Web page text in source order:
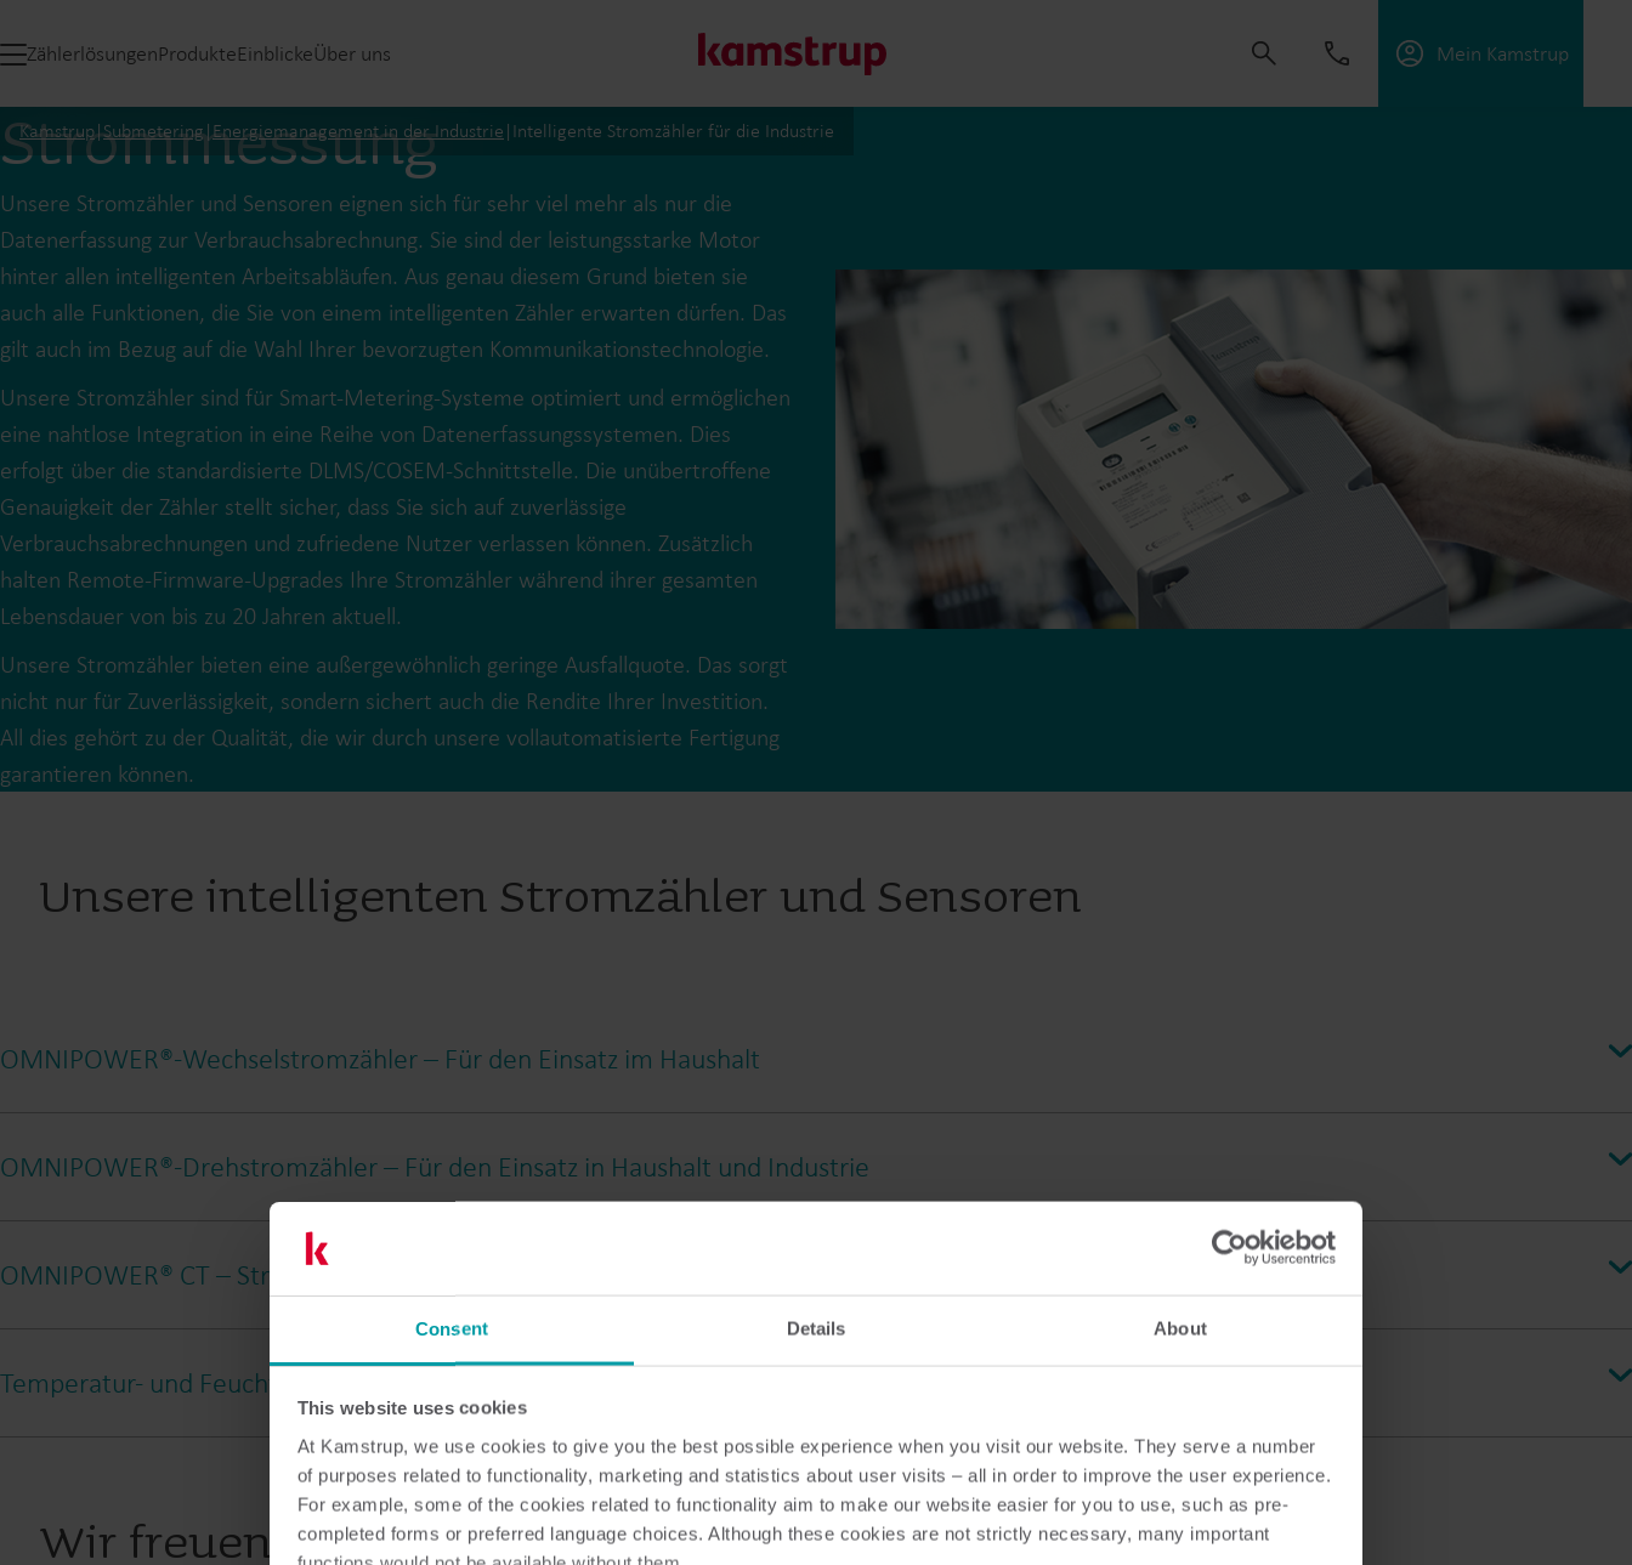
Consent Details About
This website uses cookies
At Kamstrup, we use cookies to give you the best possible experience when you visit our website. They serve a number
of purposes related to functionality, marketing and statistics about user visits – all in order to improve the user experience.
For example, some of the cookies related to functionality aim to make our website easier for you to use, such as pre-
completed forms or preferred language choices. Although these cookies are not strictly necessary, many important
ZählerlösungenProdukteEinblickeÜber uns Mein Kamstrup
Unsere Lösungen
Unser Engagement für eine nachhaltigere Zukunft motiviert uns, Lösungen zu schaffen, die es unseren
Kunden ermöglichen, Wasserverluste zu minimieren, Versorgungsunternehmen zu unterstützen, die
Energieeffizienz zu maximieren und die Elektrifizierung effektiv zu managen.
Intelligente Wasserlösungen
Submetering-Lösungen für präzise Erfassung und
effizientes Ressourcenmanagement.
Produktzentrum.
Kamstrup|Submetering|Energiemanagement in der Industrie | Intelligente Stromzähler für die Industrie
Strommessung
Unsere Stromzähler und Sensoren eignen sich für sehr viel mehr als nur die
Datenerfassung zur Verbrauchsabrechnung. Sie sind der leistungsstarke Motor
hinter allen intelligenten Arbeitsabläufen. Aus genau diesem Grund bieten sie
auch alle Funktionen, die Sie von einem intelligenten Zähler erwarten dürfen. Das
gilt auch im Bezug auf die Wahl Ihrer bevorzugten Kommunikationstechnologie.
Unsere Stromzähler sind für Smart-Metering-Systeme optimiert und ermöglichen
eine nahtlose Integration in eine Reihe von Datenerfassungssystemen. Dies
erfolgt über die standardisierte DLMS/COSEM-Schnittstelle. Die unübertroffene
Genauigkeit der Zähler stellt sicher, dass Sie sich auf zuverlässige
Verbrauchsabrechnungen und zufriedene Nutzer verlassen können. Zusätzlich
halten Remote-Firmware-Upgrades Ihre Stromzähler während ihrer gesamten
Lebensdauer von bis zu 20 Jahren aktuell.
Unsere Stromzähler bieten eine außergewöhnlich geringe Ausfallquote. Das sorgt
nicht nur für Zuverlässigkeit, sondern sichert auch die Rendite Ihrer Investition.
All dies gehört zu der Qualität, die wir durch unsere vollautomatisierte Fertigung
garantieren können.
Unsere intelligenten Stromzähler und Sensoren
OMNIPOWER®-Wechselstromzähler – Für den Einsatz im Haushalt
Zulassungen:
OMNIPOWER®-Drehstromzähler – Für den Einsatz in Haushalt und Industrie
OMNIPOWER® CT – Stromzähler für den Einsatz in Gewerbe und Industrie
Zulassungen
Temperatur- und Feuchtigkeitssensor – Raumklimakontrolle für Haushalte
Wir freuen uns auf das Gespräch mit Ihnen